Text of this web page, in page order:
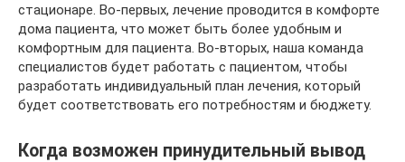
стационаре. Во-первых, лечение проводится в комфорте
дома пациента, что может быть более удобным и
комфортным для пациента. Во-вторых, наша команда
специалистов будет работать с пациентом, чтобы
разработать индивидуальный план лечения, который
будет соответствовать его потребностям и бюджету.
Когда возможен принудительный вывод